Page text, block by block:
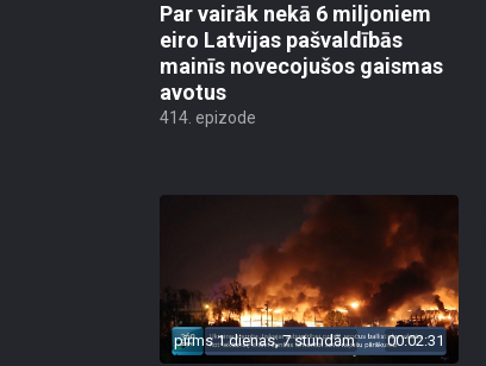
Par vairāk nekā 6 miljoniem
eiro Latvijas pašvaldībās
mainīs novecojušos gaismas
avotus
414. epizode
pirms 1 dienas, 7 stundām 00:02:31